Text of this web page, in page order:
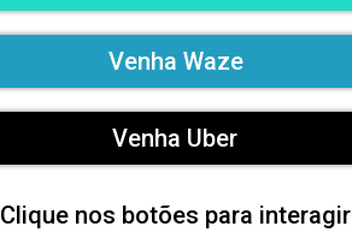
Venha Waze
Venha Uber
Clique nos botões para interagir